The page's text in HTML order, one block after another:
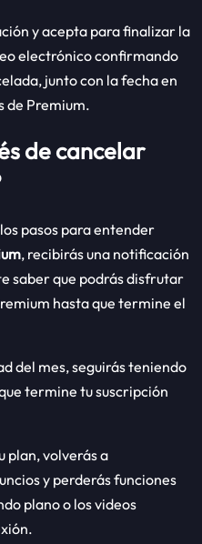
y acepta para finalizar la
electrónico confirmando
junto con la fecha en
de Premium.
de cancelar
pasos para entender
, recibirás una notificación
saber que podrás disfrutar
hasta que termine el
del mes, seguirás teniendo
termine tu suscripción
plan, volverás a
y perderás funciones
plano o los videos